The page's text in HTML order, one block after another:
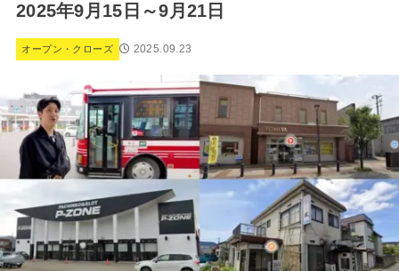
2025年9月15日～9月21日
オープン・クローズ 2025.09.23